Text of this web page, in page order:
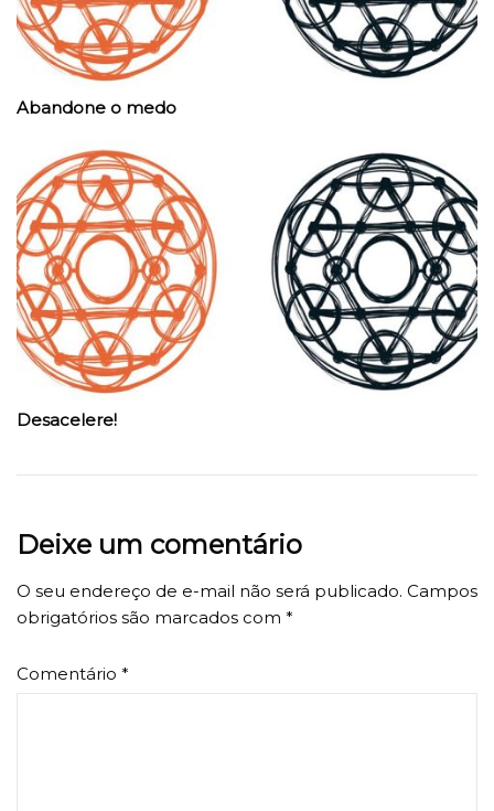
Abandone o medo
Desacelere!
Deixe um comentário
O seu endereço de e-mail não será publicado. Campos
obrigatórios são marcados com *
Comentário *